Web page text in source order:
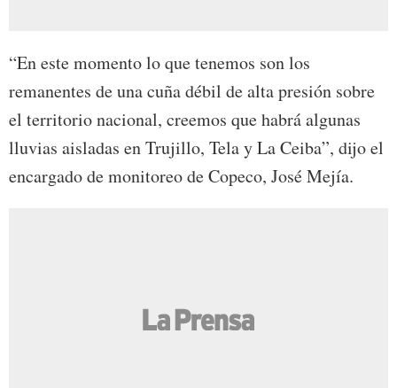
“En este momento lo que tenemos son los
remanentes de una cuña débil de alta presión sobre
el territorio nacional, creemos que habrá algunas
lluvias aisladas en Trujillo, Tela y La Ceiba”, dijo el
encargado de monitoreo de Copeco, José Mejía.